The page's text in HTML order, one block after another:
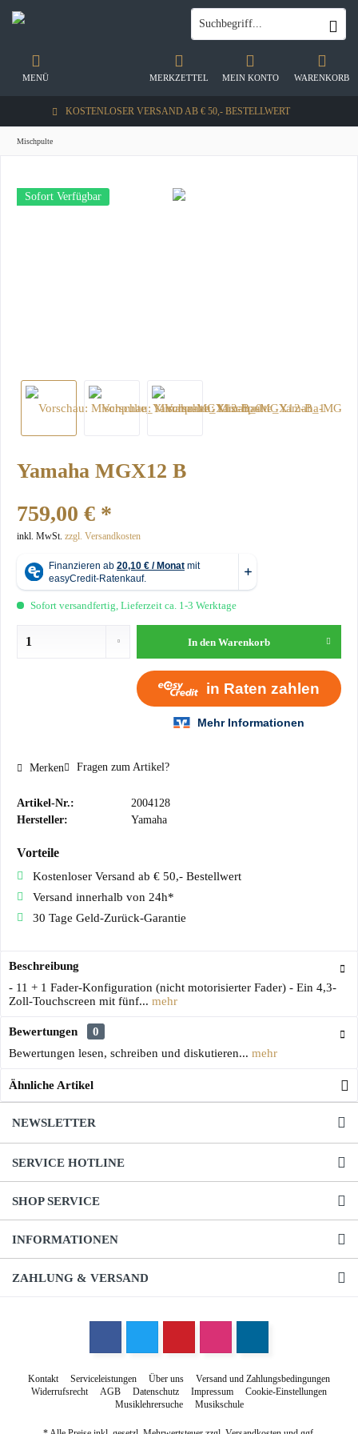
KOSTENLOSER VERSAND AB € 50,- BESTELLWERT
WARENKORB
MERKZETTEL MEIN KONTO
MENÜ
Mischpulte
Sofort Verfügbar
Yamaha MGX12 B
759,00 € *
inkl. MwSt. zzgl. Versandkosten
Sofort versandfertig, Lieferzeit ca. 1-3 Werktage
In den Warenkorb
Merken Fragen zum Artikel?
Artikel-Nr.:
2004128
Hersteller:
Yamaha
Vorteile
Kostenloser Versand ab € 50,- Bestellwert
Versand innerhalb von 24h*
30 Tage Geld-Zurück-Garantie
Beschreibung
- 11 + 1 Fader-Konfiguration (nicht motorisierter Fader) - Ein 4,3-
Zoll-Touchscreen mit fünf... mehr
Bewertungen
0
Bewertungen lesen, schreiben und diskutieren... mehr
Ähnliche Artikel
NEWSLETTER
SERVICE HOTLINE
SHOP SERVICE
INFORMATIONEN
ZAHLUNG & VERSAND
Kontakt Serviceleistungen Über uns
Versand und Zahlungsbedingungen
Widerrufsrecht
AGB Datenschutz Impressum
Cookie-Einstellungen
Musiklehrersuche
Musikschule